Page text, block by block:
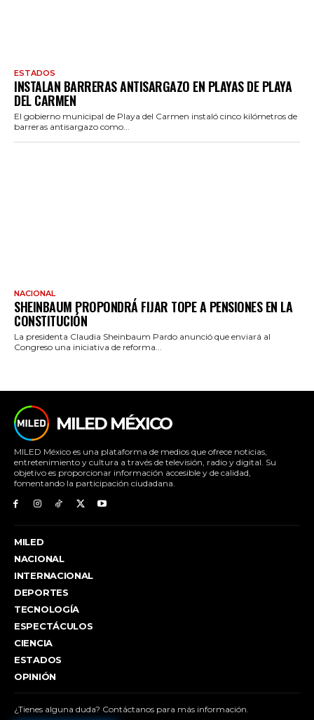
ESTADOS
INSTALAN BARRERAS ANTISARGAZO EN PLAYAS DE PLAYA
DEL CARMEN
El gobierno municipal de Playa del Carmen instaló cinco kilómetros de
barreras antisargazo como...
NACIONAL
SHEINBAUM PROPONDRÁ FIJAR TOPE A PENSIONES EN LA
CONSTITUCIÓN
La presidenta Claudia Sheinbaum Pardo anunció que enviará al
Congreso una iniciativa de reforma...
MILED MÉXICO
MILED México es una plataforma de medios que ofrece noticias,
entretenimiento y cultura a través de televisión, radio y digital. Su
objetivo es proporcionar información accesible y de calidad,
fomentando la participación ciudadana.
MILED
NACIONAL
INTERNACIONAL
DEPORTES
TECNOLOGÍA
ESPECTÁCULOS
CIENCIA
ESTADOS
OPINIÓN
¿Tienes alguna duda? Contáctanos para más información.